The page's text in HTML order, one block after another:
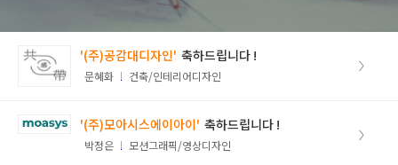
게임과정
자격증과정
'(주)공감대디자인'
문혜화 건축/인테리어디자인
>
'(주)모아시스에이아이'
박정은 모션그래픽/영상디자인
>